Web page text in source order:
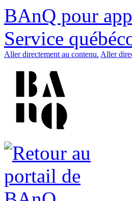
BAnQ pour
Service
Aller directement au contenu. Aller